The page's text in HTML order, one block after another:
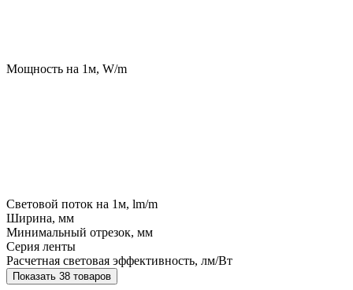
Мощность на 1м, W/m
Световой поток на 1м, lm/m
Ширина, мм
Минимальный отрезок, мм
Серия ленты
Расчетная световая эффективность, лм/Вт
Показать 38 товаров